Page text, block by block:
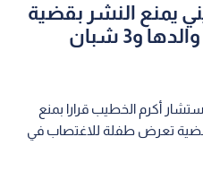
يمنع النشر بقضية
و3 شبان
أكرم الخطيب قرارا بمنع
تعرض طفلة للاغتصاب في